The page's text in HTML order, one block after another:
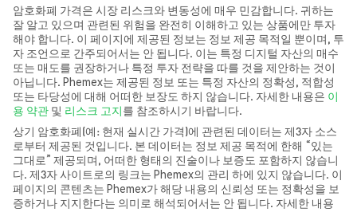
암호화폐 가격은 시장 리스크와 변동성에 매우 민감합니다. 귀하는
잘 알고 있으며 관련된 위험을 완전히 이해하고 있는 상품에만 투자
해야 합니다. 이 페이지에 제공된 정보는 정보 제공 목적일 뿐이며, 투
자 조언으로 간주되어서는 안 됩니다. 이는 특정 디지털 자산의 매수
또는 매도를 권장하거나 특정 투자 전략을 따를 것을 제안하는 것이
아닙니다. Phemex는 제공된 정보 또는 특정 자산의 정확성, 적합성
또는 타당성에 대해 어떠한 보장도 하지 않습니다. 자세한 내용은 이
용 약관 및 리스크 고지를 참조하시기 바랍니다.
상기 암호화폐(예: 현재 실시간 가격)에 관련된 데이터는 제3자 소스
로부터 제공된 것입니다. 본 데이터는 정보 제공 목적에 한해 “있는
그대로” 제공되며, 어떠한 형태의 진술이나 보증도 포함하지 않습니
다. 제3자 사이트로의 링크는 Phemex의 관리 하에 있지 않습니다. 이
페이지의 콘텐츠는 Phemex가 해당 내용의 신뢰성 또는 정확성을 보
증하거나 지지한다는 의미로 해석되어서는 안 됩니다. 자세한 내용